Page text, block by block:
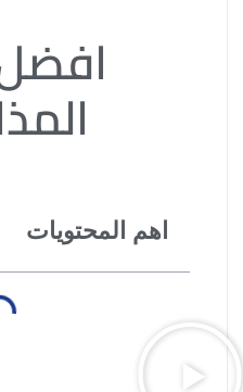
اهم المحتويات